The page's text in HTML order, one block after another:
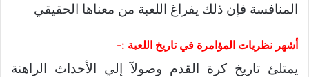
المنافسة فإن ذلك يفراغ اللعبة من معناها الحقيقي
أشهر نظريات المؤامرة في تاريخ اللعبة :-
يمتلئ تاريخ كرة القدم وصولآ إلي الأحداث الراهنة